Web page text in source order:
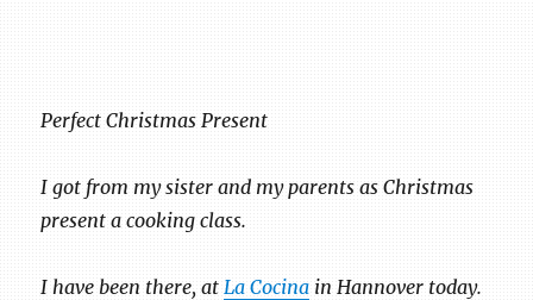
Perfect Christmas Present
I got from my sister and my parents as Christmas
present a cooking class.
I have been there, at La Cocina in Hannover today.